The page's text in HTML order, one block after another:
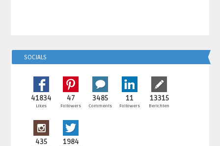
SOCIALS
41834
Likes
47
Followers
3485
Comments
11
Followers
13315
Berichten
435 1984